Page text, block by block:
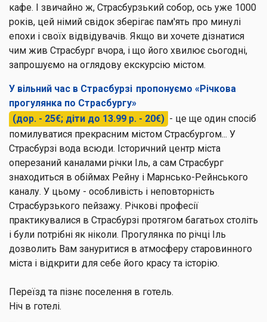
кафе. І звичайно ж, Страсбурзький собор, ось уже 1000
років, цей німий свідок зберігає пам'ять про минулі
епохи і своїх відвідувачів. Якщо ви хочете дізнатися
чим жив Страсбург вчора, і що його хвилює сьогодні,
запрошуємо на оглядову екскурсію містом.
У вільний час в Страсбурзі пропонуємо «Річкова
прогулянка по Страсбургу»
(дор. - 25€; діти до 13.99 р. - 20€) - це ще один спосіб
помилуватися прекрасним містом Страсбургом... У
Страсбурзі вода всюди. Історичний центр міста
оперезаний каналами річки Іль, а сам Страсбург
знаходиться в обіймах Рейну і Марнсько-Рейнського
каналу. У цьому - особливість і неповторність
Страсбурзького пейзажу. Річкові професії
практикувалися в Страсбурзі протягом багатьох століть
і були потрібні як ніколи. Прогулянка по річці Іль
дозволить Вам зануритися в атмосферу старовинного
міста і відкрити для себе його красу та історію.
Переїзд та пізнє поселення в готель.
Ніч в готелі.